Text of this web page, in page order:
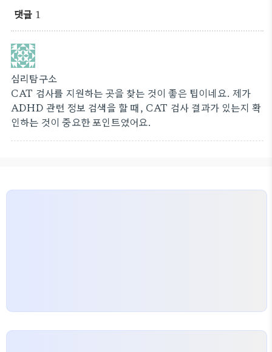
댓글 1
심리탐구소
CAT 검사를 지원하는 곳을 찾는 것이 좋은 팁이네요. 제가
ADHD 관련 정보 검색을 할 때, CAT 검사 결과가 있는지 확
인하는 것이 중요한 포인트였어요.